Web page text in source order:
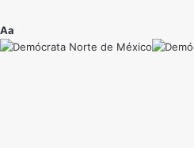
Ajustador
de
Aa